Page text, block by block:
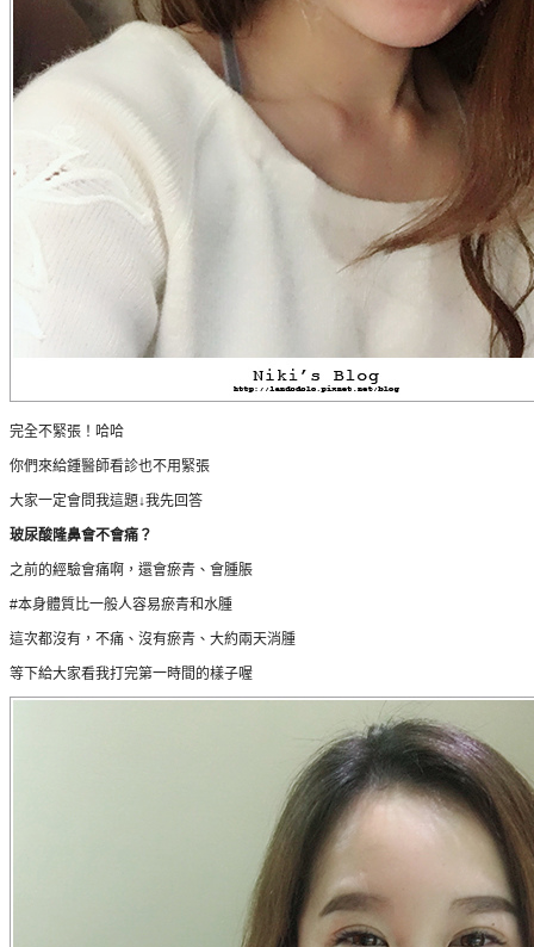
完全不緊張！哈哈
你們來給鍾醫師看診也不用緊張
大家一定會問我這題↓我先回答
玻尿酸隆鼻會不會痛？
之前的經驗會痛啊，還會瘀青、會腫脹
#本身體質比一般人容易瘀青和水腫
這次都沒有，不痛、沒有瘀青、大約兩天消腫
等下給大家看我打完第一時間的樣子喔